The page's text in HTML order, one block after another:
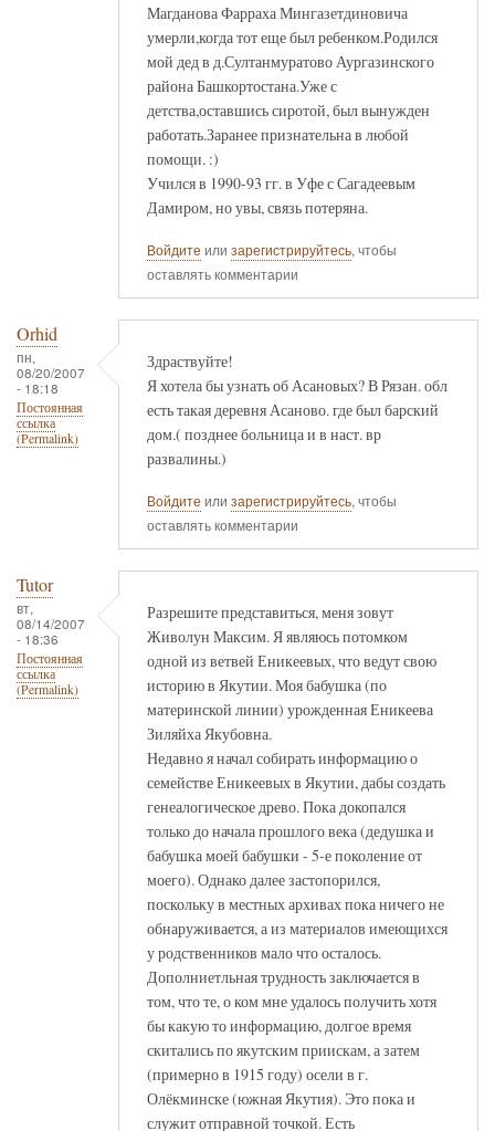
Магданова Фарраха Мингазетдиновича
умерли,когда тот еще был ребенком.Родился
мой дед в д.Султанмуратово Аургазинского
района Башкортостана.Уже с
детства,оставшись сиротой, был вынужден
работать.Заранее признательна в любой
помощи. :)
Учился в 1990-93 гг. в Уфе с Сагадеевым
Дамиром, но увы, связь потеряна.
Войдите или зарегистрируйтесь, чтобы
оставлять комментарии
Orhid
пн,
08/20/2007
- 18:18
Постоянная
ссылка
(Permalink)
Здраствуйте!
Я хотела бы узнать об Асановых? В Рязан. обл
есть такая деревня Асаново. где был барский
дом.( позднее больница и в наст. вр
развалины.)
Войдите или зарегистрируйтесь, чтобы
оставлять комментарии
Tutor
вт,
08/14/2007
- 18:36
Постоянная
ссылка
(Permalink)
Разрешите представиться, меня зовут
Живолун Максим. Я являюсь потомком
одной из ветвей Еникеевых, что ведут свою
историю в Якутии. Моя бабушка (по
материнской линии) урожденная Еникеева
Зиляйха Якубовна.
Недавно я начал собирать информацию о
семействе Еникеевых в Якутии, дабы создать
генеалогическое древо. Пока докопался
только до начала прошлого века (дедушка и
бабушка моей бабушки - 5-е поколение от
моего). Однако далее застопорился,
поскольку в местных архивах пока ничего не
обнаруживается, а из материалов имеющихся
у родственников мало что осталось.
Дополниетльная трудность заключается в
том, что те, о ком мне удалось получить хотя
бы какую то информацию, долгое время
скитались по якутским приискам, а затем
(примерно в 1915 году) осели в г.
Олёкминске (южная Якутия). Это пока и
служит отправной точкой. Есть